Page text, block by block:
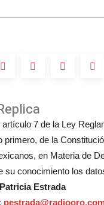
7 de la Ley
primero, de la
en Materia de
su conocimiento los
Estrada